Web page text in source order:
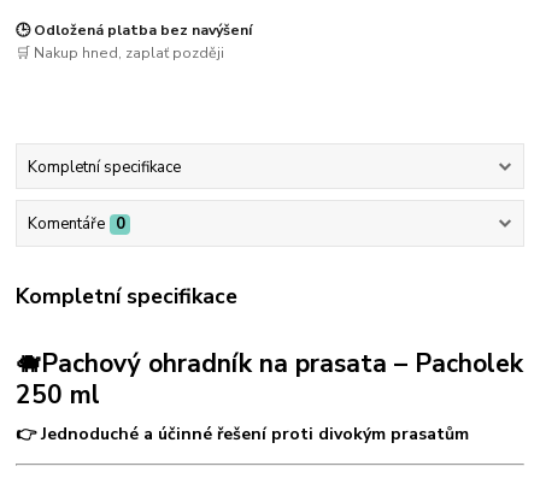
🕒 Odložená platba bez navýšení
🛒 Nakup hned, zaplať později
Kompletní specifikace
Komentáře 0
Kompletní specifikace
🐗Pachový ohradník na prasata – Pacholek
250 ml
👉 Jednoduché a účinné řešení proti divokým prasatům